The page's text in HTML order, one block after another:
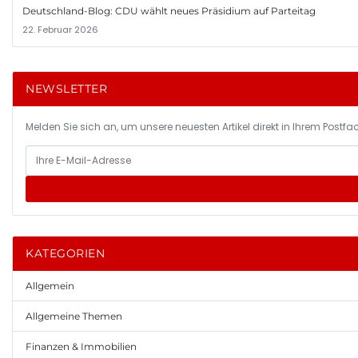
Deutschland-Blog: CDU wählt neues Präsidium auf Parteitag
22. Februar 2026
NEWSLETTER
Melden Sie sich an, um unsere neuesten Artikel direkt in Ihrem
KATEGORIEN
Allgemein
Allgemeine Themen
Finanzen & Immobilien